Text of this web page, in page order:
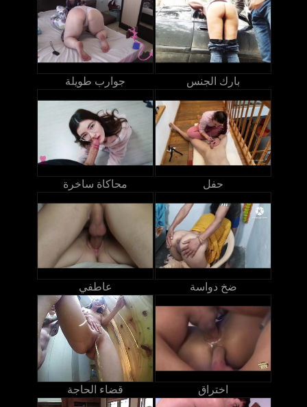
جوارب طويلة بارك الجنس
محاكاة ساخرة حفل
عاطفي ضخ دواسة
قضاء الحاجة اختراق